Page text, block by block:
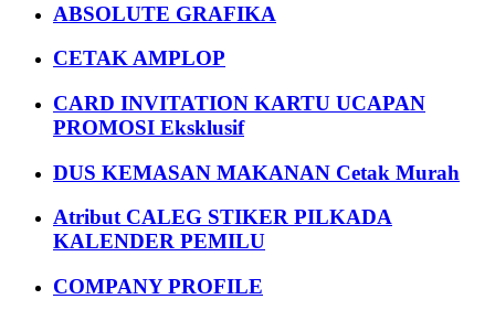
ABSOLUTE GRAFIKA
CETAK AMPLOP
CARD INVITATION KARTU UCAPAN
PROMOSI Eksklusif
DUS KEMASAN MAKANAN Cetak Murah
Atribut CALEG STIKER PILKADA
KALENDER PEMILU
COMPANY PROFILE